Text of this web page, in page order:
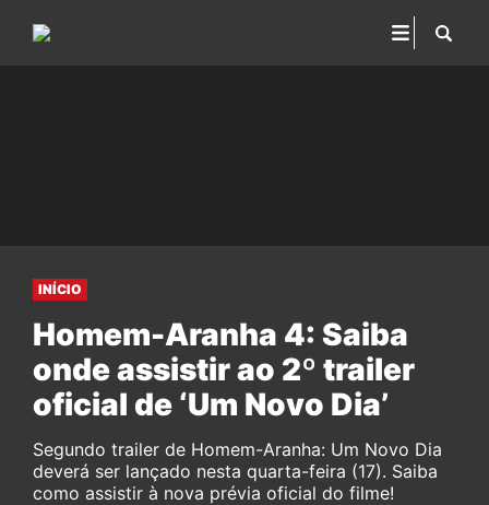
INÍCIO
Homem-Aranha 4: Saiba
onde assistir ao 2º trailer
oficial de ‘Um Novo Dia’
Segundo trailer de Homem-Aranha: Um Novo Dia
deverá ser lançado nesta quarta-feira (17). Saiba
como assistir à nova prévia oficial do filme!